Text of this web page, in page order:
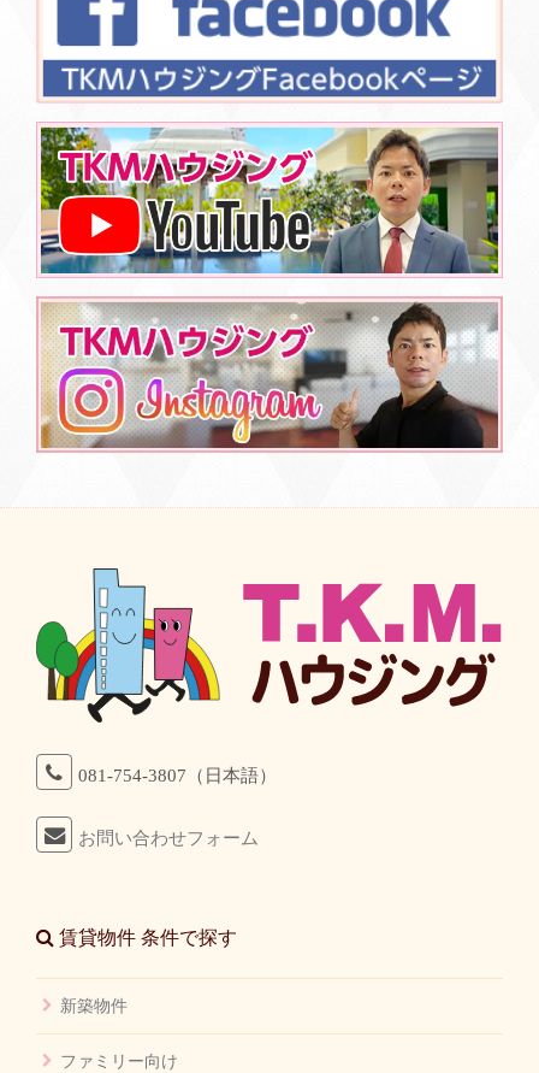
081-754-3807（日本語）
お問い合わせフォーム
賃貸物件 条件で探す
新築物件
ファミリー向け